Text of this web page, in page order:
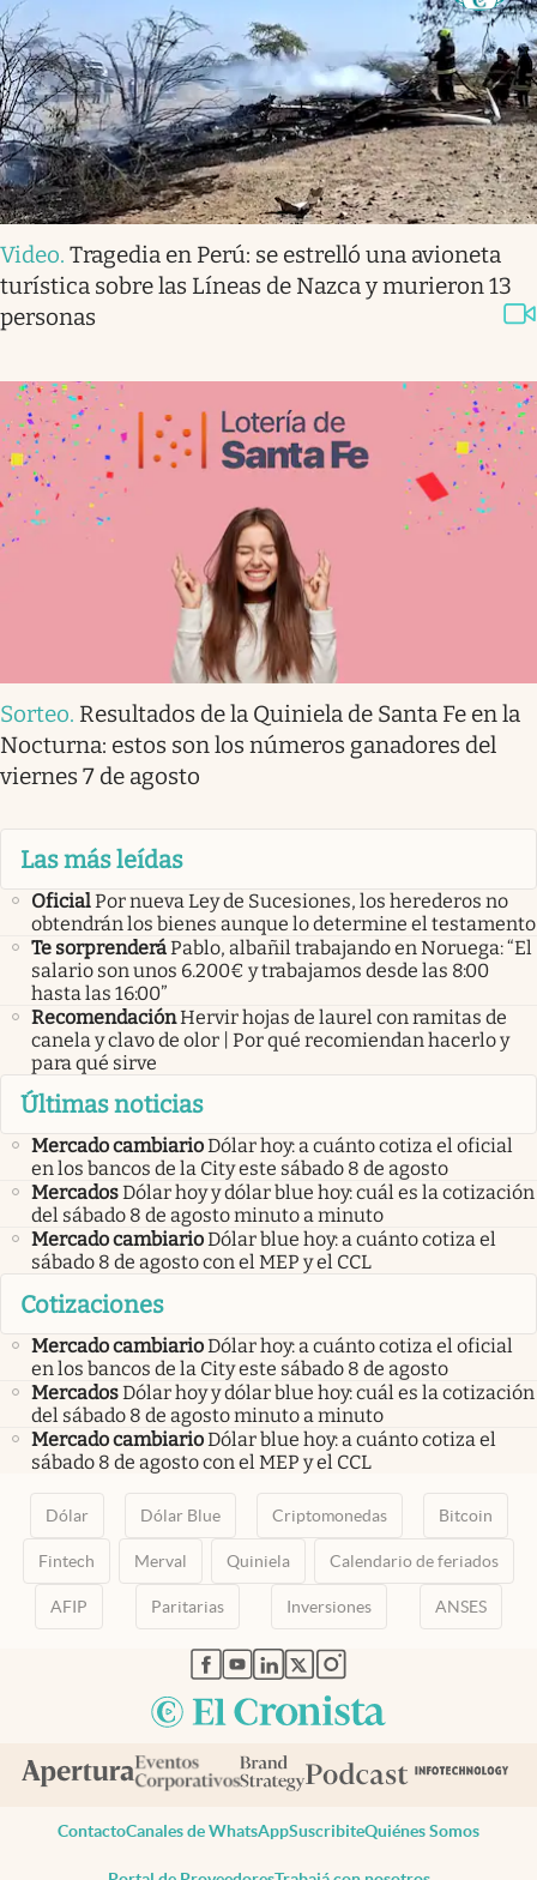
Video. Tragedia en Perú: se estrelló una avioneta
turística sobre las Líneas de Nazca y murieron 13
personas
Sorteo. Resultados de la Quiniela de Santa Fe en la
Nocturna: estos son los números ganadores del
viernes 7 de agosto
Las más leídas
OficialPor nueva Ley de Sucesiones, los herederos no
obtendrán los bienes aunque lo determine el testamento
Te sorprenderáPablo, albañil trabajando en Noruega: “El
salario son unos 6.200€ y trabajamos desde las 8:00
hasta las 16:00”
RecomendaciónHervir hojas de laurel con ramitas de
canela y clavo de olor | Por qué recomiendan hacerlo y
para qué sirve
Últimas noticias
Mercado cambiarioDólar hoy: a cuánto cotiza el oficial
en los bancos de la City este sábado 8 de agosto
MercadosDólar hoy y dólar blue hoy: cuál es la cotización
del sábado 8 de agosto minuto a minuto
Mercado cambiarioDólar blue hoy: a cuánto cotiza el
sábado 8 de agosto con el MEP y el CCL
Cotizaciones
Mercado cambiarioDólar hoy: a cuánto cotiza el oficial
en los bancos de la City este sábado 8 de agosto
MercadosDólar hoy y dólar blue hoy: cuál es la cotización
del sábado 8 de agosto minuto a minuto
Mercado cambiarioDólar blue hoy: a cuánto cotiza el
sábado 8 de agosto con el MEP y el CCL
Dólar Dólar Blue Criptomonedas Bitcoin
Fintech Merval Quiniela Calendario de feriados
AFIP Paritarias Inversiones ANSES
abre en nueva pestaña
abre en nueva pestaña
abre en nueva pestaña
abre en nueva pestaña
abre en nueva pestaña
ContactoCanales de WhatsAppSuscribiteQuiénes Somos